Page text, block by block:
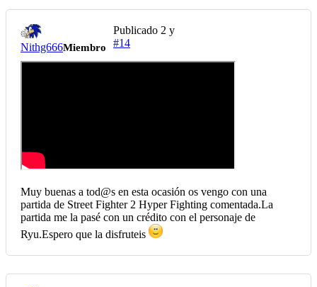
Nithg666Miembro
Publicado 2 y
#14
Muy buenas a tod@s en esta ocasión os vengo con una
partida de Street Fighter 2 Hyper Fighting comentada.La
partida me la pasé con un crédito con el personaje de
Ryu.Espero que la disfruteis